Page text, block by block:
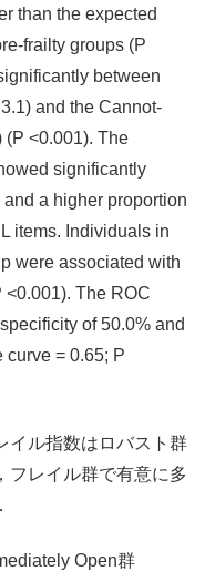
than the expected
frailty groups (P
between
and the Cannot-
(P <0.001). The
significantly
a higher proportion
items. Individuals in
were associated with
<0.001). The ROC
of 50.0% and
curve = 0.65; P
イル指数はロバスト群
フレイル群で有意に多
Open群